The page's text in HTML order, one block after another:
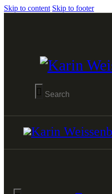
Skip to content Skip to footer